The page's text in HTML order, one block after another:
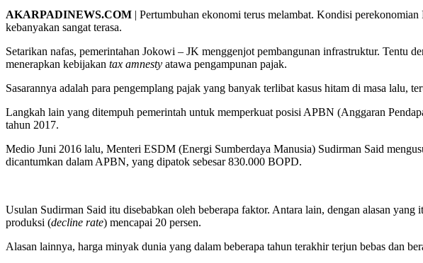
AKARPADINEWS.COM | Pertumbuhan ekonomi terus melambat. Kondisi
kebanyakan sangat terasa.
Setarikan nafas, pemerintahan Jokowi – JK menggenjot pembangunan infrastruktur. Tentu
menerapkan kebijakan tax amnesty atawa pengampunan pajak.
Sasarannya adalah para pengemplang pajak yang banyak terlibat kasus hitam di masa
Langkah lain yang ditempuh pemerintah untuk memperkuat posisi APBN (Anggaran
tahun 2017.
Medio Juni 2016 lalu, Menteri ESDM (Energi Sumberdaya Manusia) Sudirman Said
dicantumkan dalam APBN, yang dipatok sebesar 830.000 BOPD.
Usulan Sudirman Said itu disebabkan oleh beberapa faktor. Antara lain, dengan alasan
produksi (decline rate) mencapai 20 persen.
Alasan lainnya, harga minyak dunia yang dalam beberapa tahun terakhir terjun bebas dan